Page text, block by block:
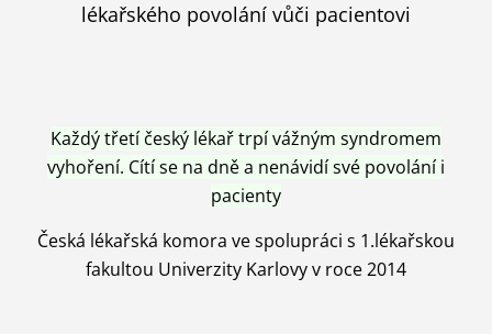
lékařského povolání vůči pacientovi
Každý třetí český lékař trpí vážným syndromem
vyhoření. Cítí se na dně a nenávidí své povolání i
pacienty
Česká lékařská komora ve spolupráci s 1.lékařskou
fakultou Univerzity Karlovy v roce 2014